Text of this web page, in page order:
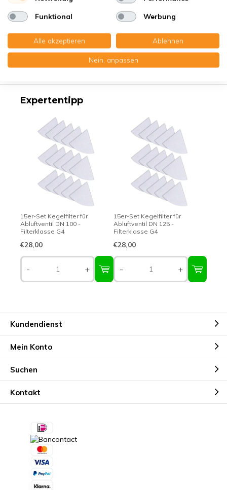
Eigenschaften
Produktbeschreibung
Expertentipp
15er-Set Kegelfilter für
Abluftventil DN 100 -
Filterklasse G4
€28,00
- +
15er-Set Kegelfilter für
Abluftventil DN 125 -
Filterklasse G4
€28,00
- +
Kundendienst
Mein Konto
Suchen
Kontakt
Funktional Werbung
Alle akzeptieren Ablehnen
Nein, anpassen